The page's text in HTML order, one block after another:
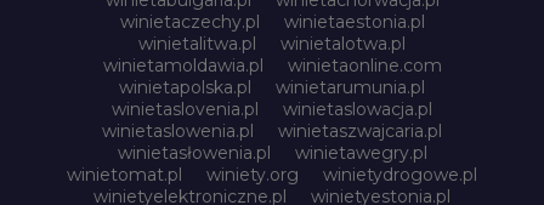
winietaczechy.pl
winietaestonia.pl
winietalitwa.pl
winietalotwa.pl
winietamoldawia.pl
winietaonline.com
winietapolska.pl
winietarumunia.pl
winietaslovenia.pl
winietaslowacja.pl
winietaslowenia.pl
winietaszwajcaria.pl
winietasłowenia.pl
winietawegry.pl
winietomat.pl
winiety.org
winietydrogowe.pl
winietyelektroniczne.pl
winietyestonia.pl